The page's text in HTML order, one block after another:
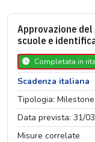
Approvazione
scuole e
Completata in
Scadenza italiana
Tipologia: Milestone
Data prevista: 31/
Misure correlate